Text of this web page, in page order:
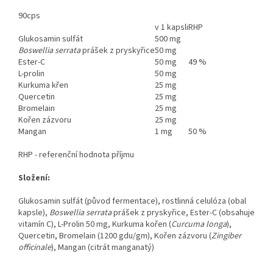
90cps
v 1 kapsliRHP
Glukosamin sulfát
500 mg
Boswellia serrataprášek z pryskyřice50 mg
Ester-C
50 mg
49 %
L-prolin
50 mg
Kurkuma křen
25 mg
Quercetin
25 mg
Bromelain
25 mg
Kořen zázvoru
25 mg
Mangan
1 mg
50 %
RHP - referenční hodnota příjmu
Složení:
Glukosamin sulfát (původ fermentace), rostlinná celulóza (obal
kapsle), Boswellia serrataprášek z pryskyřice, Ester-C (obsahuje
vitamín C), L-Prolin 50 mg, Kurkuma kořen (Curcuma longa),
Quercetin, Bromelain (1200 gdu/gm), Kořen zázvoru (Zingiber
officinale), Mangan (citrát manganatý)